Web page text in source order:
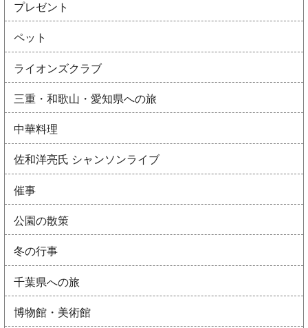
プレゼント
ペット
ライオンズクラブ
三重・和歌山・愛知県への旅
中華料理
佐和洋亮氏 シャンソンライブ
催事
公園の散策
冬の行事
千葉県への旅
博物館・美術館